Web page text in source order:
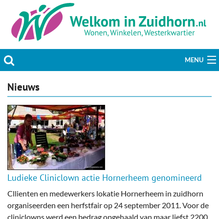
MENU
Actueel
Hobby & Vrije tijd
Welzijn & Maatschappij
Bedrijven
Prikbord & Aanbiedingen
Nieuws
Ludieke Cliniclown actie Hornerheem genomineerd
Cllienten en medewerkers lokatie Hornerheem in zuidhorn
organiseerden een herfstfair op 24 september 2011. Voor de
cliniclowns werd een bedrag opgehaald van maar liefst 2200